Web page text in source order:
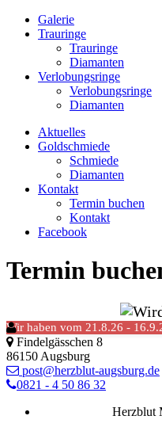
Galerie
Trauringe
Trauringe
Diamanten
Verlobungsringe
Verlobungsringe
Diamanten
Aktuelles
Goldschmiede
Schmiede
Diamanten
Kontakt
Termin buchen
Kontakt
Facebook
Termin
Wir haben vom 21.8.26 -
Janota & Sieber
Findelgässchen 8
86150 Augsburg
post@herzblut-augsburg.de
0821 - 4 50 86 32
Herzblut